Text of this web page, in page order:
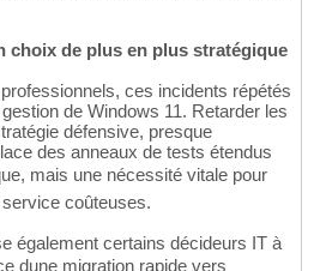
choix de plus en plus stratégique
ces incidents répétés
de Windows 11. Retarder les
défensive, presque
des anneaux de tests étendus
mais une nécessité vitale pour
coûteuses.
également certains décideurs IT à
dune migration rapide vers